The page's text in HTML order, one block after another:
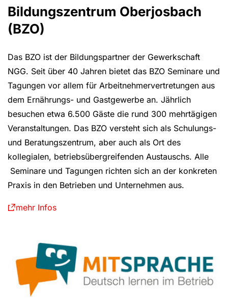
Bildungszentrum Oberjosbach
(BZO)
Das BZO ist der Bildungspartner der Gewerkschaft
NGG. Seit über 40 Jahren bietet das BZO Seminare und
Tagungen vor allem für Arbeitnehmervertretungen aus
dem Ernährungs- und Gastgewerbe an. Jährlich
besuchen etwa 6.500 Gäste die rund 300 mehrtägigen
Veranstaltungen. Das BZO versteht sich als Schulungs-
und Beratungszentrum, aber auch als Ort des
kollegialen, betriebsübergreifenden Austauschs. Alle
Seminare und Tagungen richten sich an der konkreten
Praxis in den Betrieben und Unternehmen aus.
mehr Infos